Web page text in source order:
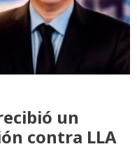
un
contra LLA